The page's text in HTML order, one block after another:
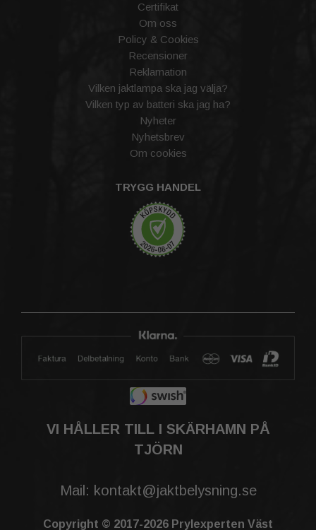
Certifikat
Om oss
Policy & Cookies
Recensioner
Reklamation
Vilken jaktlampa ska jag välja?
Vilken typ av batteri ska jag ha?
Nyheter
Nyhetsbrev
Om cookies
TRYGG HANDEL
VI HÅLLER TILL I SKÄRHAMN PÅ
TJÖRN
Mail: kontakt@jaktbelysning.se
Copyright © 2017-2026 Prylexperten Väst